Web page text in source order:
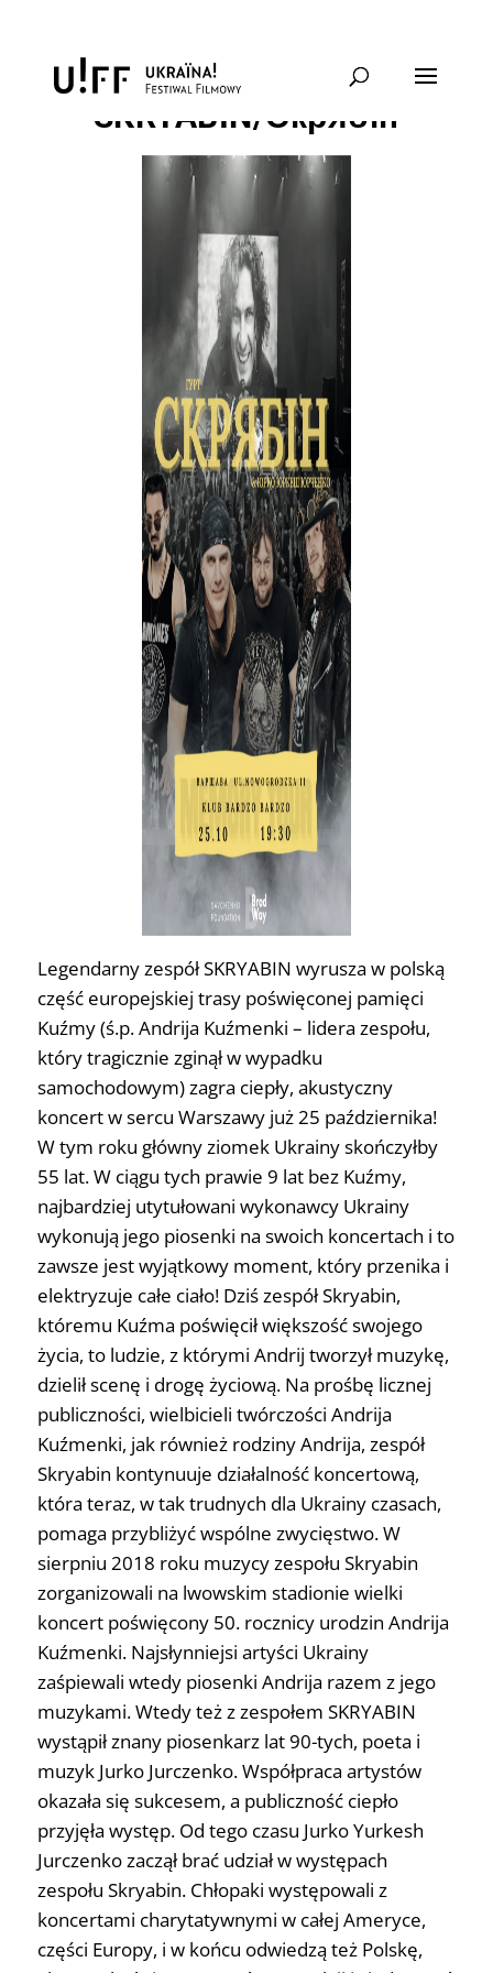
KONCERT ZESPOŁU
SKRYABIN/Скрябін
Legendarny zespół SKRYABIN wyrusza w polską
część europejskiej trasy poświęconej pamięci
Kuźmy (ś.p. Andrija Kuźmenki – lidera zespołu,
który tragicznie zginął w wypadku
samochodowym) zagra ciepły, akustyczny
koncert w sercu Warszawy już 25 października!
W tym roku główny ziomek Ukrainy skończyłby
55 lat. W ciągu tych prawie 9 lat bez Kuźmy,
najbardziej utytułowani wykonawcy Ukrainy
wykonują jego piosenki na swoich koncertach i to
zawsze jest wyjątkowy moment, który przenika i
elektryzuje całe ciało! Dziś zespół Skryabin,
któremu Kuźma poświęcił większość swojego
życia, to ludzie, z którymi Andrij tworzył muzykę,
dzielił scenę i drogę życiową. Na prośbę licznej
publiczności, wielbicieli twórczości Andrija
Kuźmenki, jak również rodziny Andrija, zespół
Skryabin kontynuuje działalność koncertową,
która teraz, w tak trudnych dla Ukrainy czasach,
pomaga przybliżyć wspólne zwycięstwo. W
sierpniu 2018 roku muzycy zespołu Skryabin
zorganizowali na lwowskim stadionie wielki
koncert poświęcony 50. rocznicy urodzin Andrija
Kuźmenki. Najsłynniejsi artyści Ukrainy
zaśpiewali wtedy piosenki Andrija razem z jego
muzykami. Wtedy też z zespołem SKRYABIN
wystąpił znany piosenkarz lat 90-tych, poeta i
muzyk Jurko Jurczenko. Współpraca artystów
okazała się sukcesem, a publiczność ciepło
przyjęła występ. Od tego czasu Jurko Yurkesh
Jurczenko zaczął brać udział w występach
zespołu Skryabin. Chłopaki występowali z
koncertami charytatywnymi w całej Ameryce,
części Europy, i w końcu odwiedzą też Polskę,